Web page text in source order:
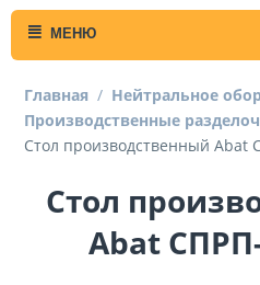
МЕНЮ
Главная / Нейтральное
Производственные
Стол производственный Abat
Стол
Abat